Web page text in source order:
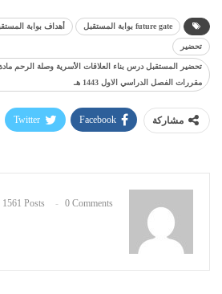
future gate بوابة المستقبل أهداف بوابة
تحضير
تحضير المستقبل درس بناء العلاقات الأسرية وصلة الرحم مادة
مقررات الفصل الدراسي الاول 1443 هـ
مشاركة Facebook
Twitter
1561 Posts 0 Comments